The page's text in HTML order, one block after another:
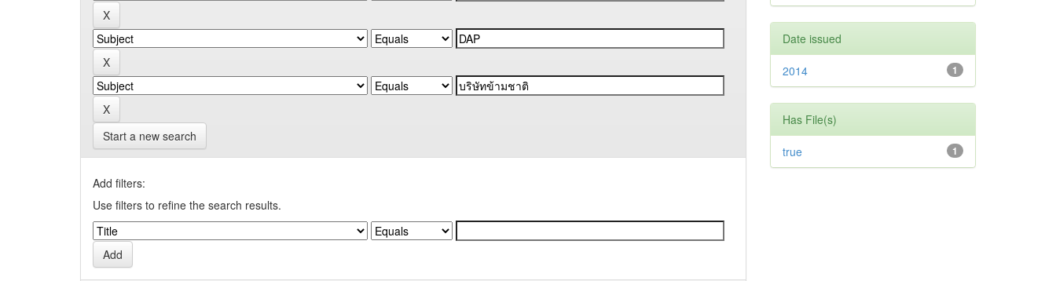
Start a new search
Add filters:
Use filters to refine the search results.
Date issued
1
2014
Has File(s)
1
true